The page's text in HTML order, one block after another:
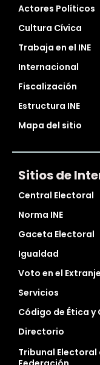
Actores Políticos
Cultura Cívica
Trabaja en el INE
Internacional
Fiscalización
Estructura INE
Mapa del sitio
Sitios de
Central Electoral
Norma INE
Gaceta Electoral
Igualdad
Voto en el
Servicios
Código de Ética y
Directorio
Tribunal Electoral